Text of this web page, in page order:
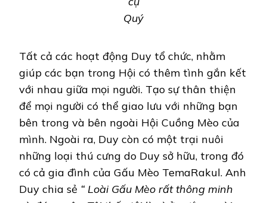
Quý
Tất cả các hoạt động Duy tổ chức, nhằm
giúp các bạn trong Hội có thêm tình gắn kết
với nhau giữa mọi người. Tạo sự thân thiện
để mọi người có thể giao lưu với những bạn
bên trong và bên ngoài Hội Cuồng Mèo của
mình. Ngoài ra, Duy còn có một trại nuôi
những loại thú cưng do Duy sở hữu, trong đó
có cả gia đình của Gấu Mèo TemaRakul. Anh
Duy chia sẻ “ Loài Gấu Mèo rất thông minh